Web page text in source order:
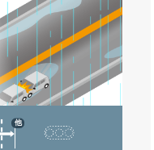
他